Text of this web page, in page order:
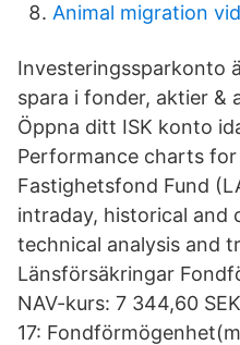
Animal migration
Investeringssparkonto
spara i fonder, aktier &
Öppna ditt ISK konto
Performance charts
Fastighetsfond Fund
intraday, historical and
technical analysis and
Länsförsäkringar
NAV-kurs: 7 344,60
17: